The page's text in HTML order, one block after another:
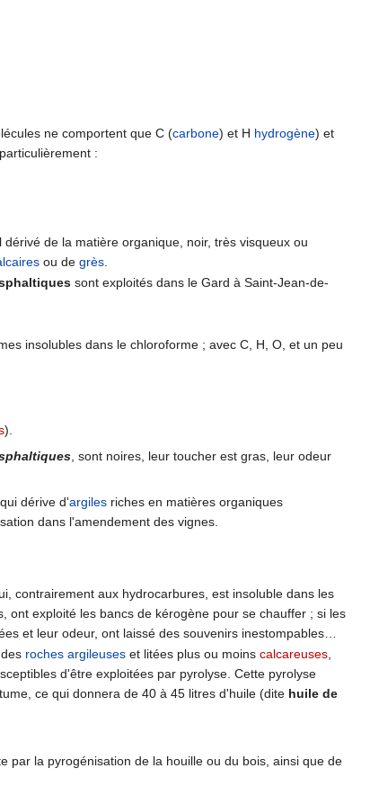
ne comportent que C (carbone) et H hydrogène) et
:
dérivé de la matière organique, noir, très visqueux ou
ou degrès
sont exploités dans le Gard à Saint-Jean-de-
insolubles dans le chloroforme ; avec C, H, O, et un peu
).
, sont noires, leur toucher est gras, leur odeur
dérive d'argilesriches en matières organiques
dans l'amendement des vignes.
contrairement aux hydrocarbures, est insoluble dans les
ont exploité les bancs de kérogène pour se chauffer ; si les
et leur odeur, ont laissé des souvenirs inestompables…
roches argileuseset litées plus ou moins calcareuses,
d'être exploitées par pyrolyse. Cette pyrolyse
ce qui donnera de 40 à 45 litres d'huile (dite huile de
par la pyrogénisation de la houille ou du bois, ainsi que de